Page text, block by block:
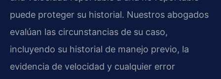
puede proteger su historial. Nuestros abogados
evalúan las circunstancias de su caso,
incluyendo su historial de manejo previo, la
evidencia de velocidad y cualquier error